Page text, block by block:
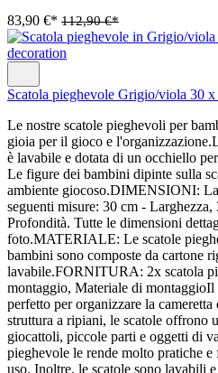
83,90 €* 112,90 €*
Scatola pieghevole Grigio/viola 30
Le nostre scatole pieghevoli per
gioia per il gioco e
è lavabile e dotata di un occhiello
Le figure dei bambini dipinte sulla
ambiente giocoso.DIMENSIONI:
seguenti misure: 30 cm -
Profondità. Tutte le dimensioni
foto.MATERIALE: Le scatole
bambini sono composte da cartone
lavabile.FORNITURA: 2x scatola
montaggio, Materiale di montaggioIl
perfetto per organizzare la
struttura a ripiani, le scatole offrono
giocattoli, piccole parti e oggetti di
pieghevole le rende molto pratiche
uso. Inoltre, le scatole sono lavabili